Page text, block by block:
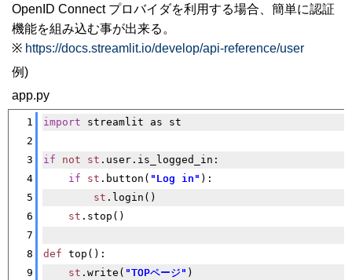
OpenID Connect プロバイダを利用する場合、簡単に認証
機能を組み込む事が出来る。
※ https://docs.streamlit.io/develop/api-reference/user
例)
app.py
1
2
3
4
5
6
7
8
9
import streamlit as st
if not st .user.is_logged_in:
if
st .button( "Log in" ):
st .login()
st .stop()
def top():
st .write( "TOPページ" )